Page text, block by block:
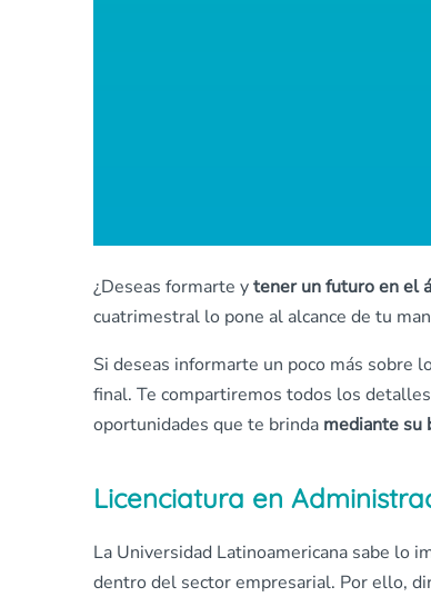
¿Deseas formarte ytener un futuro en el
cuatrimestral lo pone al alcance de tu
Si deseas informarte un poco más sobre
final. Te compartiremos todos los
oportunidades que te brinda mediante su
Licenciatura en
La Universidad Latinoamericana sabe lo
dentro del sector empresarial. Por ello,